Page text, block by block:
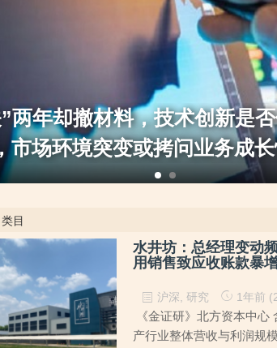
撤材料或非偶然，独立技术研
注，偶发性业务收入骤升，创
动摇”
类目
水井坊：总经理变动
用销售致应收账款暴
沪深 研究 1年前
《金证研》北方资本中心
产行业整体营收与利润规